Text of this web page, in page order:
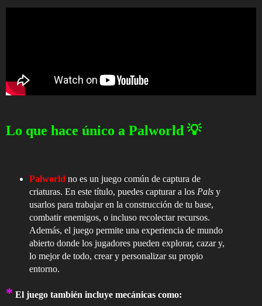
Lo que hace único a Palworld 💡
Palworld no es un juego común de captura de
criaturas. En este título, puedes capturar a los Palsy
usarlos para trabajar en la construcción de tu base,
combatir enemigos, o incluso recolectar recursos.
Además, el juego permite una experiencia de mundo
abierto donde los jugadores pueden explorar, cazar y,
lo mejor de todo, crear y personalizar su propio
entorno.
* El juego también incluye mecánicas como: